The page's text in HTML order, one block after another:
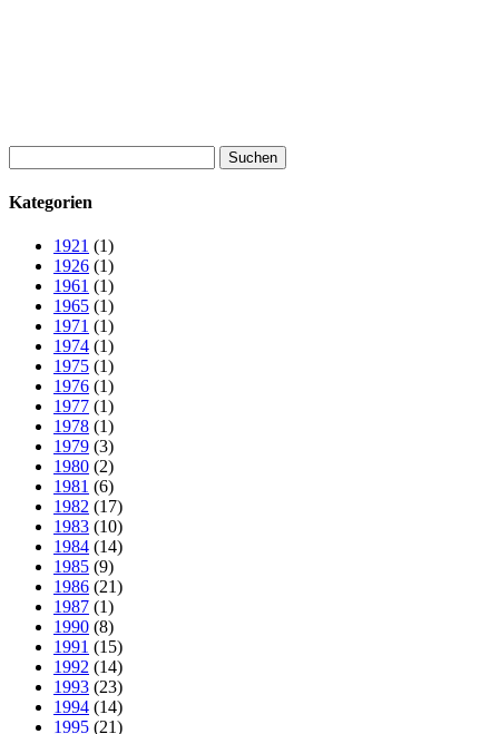
nach:
Kategorien
1921 (1)
1926 (1)
1961 (1)
1965 (1)
1971 (1)
1974 (1)
1975 (1)
1976 (1)
1977 (1)
1978 (1)
1979 (3)
1980 (2)
1981 (6)
1982 (17)
1983 (10)
1984 (14)
1985 (9)
1986 (21)
1987 (1)
1990 (8)
1991 (15)
1992 (14)
1993 (23)
1994 (14)
1995 (21)